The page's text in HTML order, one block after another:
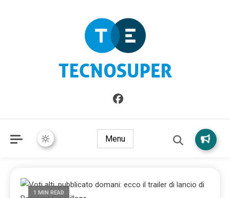
TecnoSuper.net
Informazioni sull'Italia. Seleziona gli argomenti di cui vuoi
saperne di più
Menu
1 MIN READ